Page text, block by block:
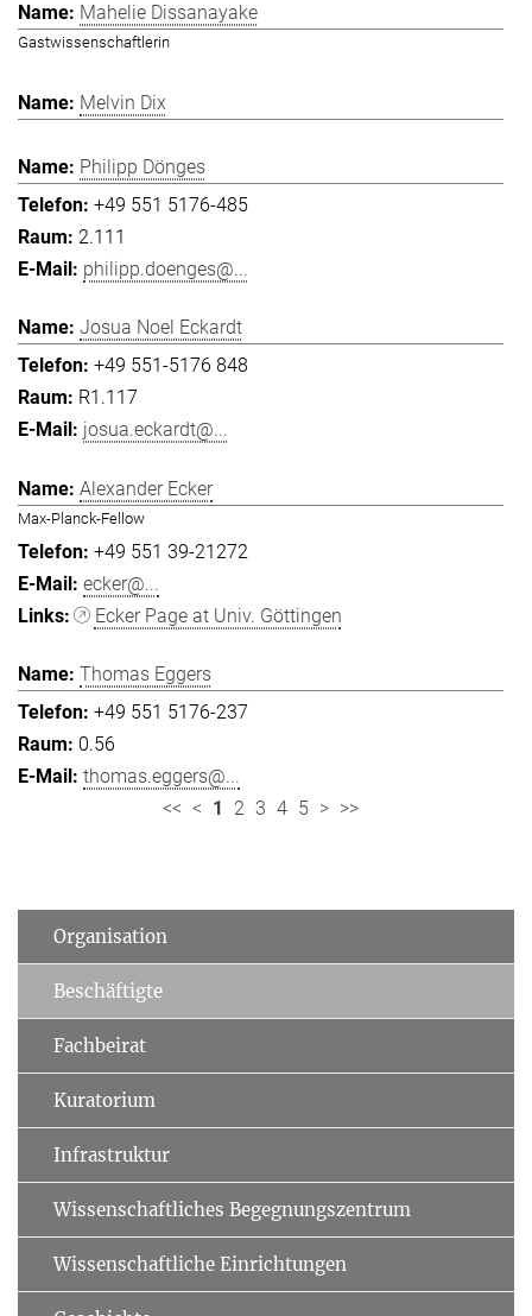
Mahelie Dissanayake
Gastwissenschaftlerin
Melvin Dix
Philipp Dönges
+49 551 5176-485
2.111
philipp.doenges@...
Josua Noel Eckardt
+49 551-5176 848
R1.117
josua.eckardt@...
Alexander Ecker
Max-Planck-Fellow
+49 551 39-21272
ecker@...
Ecker Page at Univ. Göttingen
Thomas Eggers
+49 551 5176-237
0.56
thomas.eggers@...
<< < 1 2 3 4 5 > >>
Organisation
Beschäftigte
Fachbeirat
Kuratorium
Infrastruktur
Wissenschaftliches Begegnungszentrum
Wissenschaftliche Einrichtungen